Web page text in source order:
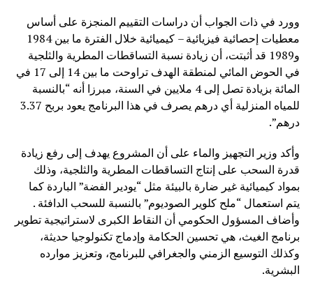
وورد في ذات الجواب أن دراسات التقييم المنجزة على أساس
معطيات إحصائية فيزيائية – كيميائية خلال الفترة ما بين 1984
و1989 قد أثبتت، أن زيادة نسبة التساقطات المطرية والثلجية
في الحوض المائي لمنطقة الهدف تراوحت ما بين 14 إلى 17 في
المائة بزيادة تصل إلى 4 ملايين في السنة، مبرزا أنه “بالنسبة
للمياه المنزلية أي درهم يصرف في هذا البرنامج يعود بربح 3.37
درهم”.
وأكد وزير التجهيز والماء على أن المشروع يهدف إلى رفع زيادة
قدرة السحب على إنتاج التساقطات المطرية والثلجية، وذلك
بمواد كيميائية غير ضارة بالبيئة مثل “يودير الفضة” الباردة كما
يتم استعمال “ملح كلوير الصوديوم” بالنسبة للسحب الدافئة .
وأضاف المسؤول الحكومي أن النقاط الكبرى لاستراتيجية تطوير
برنامج الغيث، هي تحسين الحكامة وإدماج تكنولوجيا حديثة،
وكذلك التوسيع الزمني والجغرافي للبرنامج، وتعزيز موارده
البشرية.